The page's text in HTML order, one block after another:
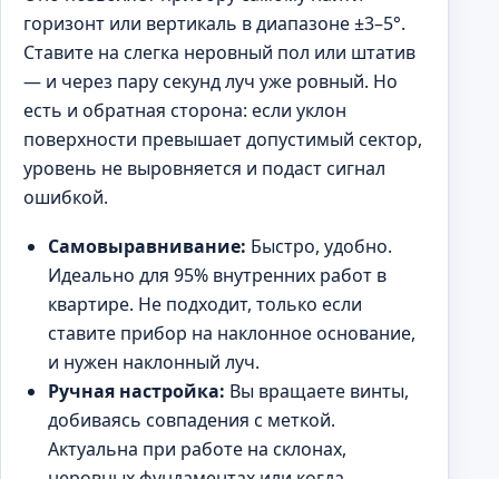
горизонт или вертикаль в диапазоне ±3–5°.
Ставите на слегка неровный пол или штатив
— и через пару секунд луч уже ровный. Но
есть и обратная сторона: если уклон
поверхности превышает допустимый сектор,
уровень не выровняется и подаст сигнал
ошибкой.
Самовыравнивание: Быстро, удобно.
Идеально для 95% внутренних работ в
квартире. Не подходит, только если
ставите прибор на наклонное основание,
и нужен наклонный луч.
Ручная настройка: Вы вращаете винты,
добиваясь совпадения с меткой.
Актуальна при работе на склонах,